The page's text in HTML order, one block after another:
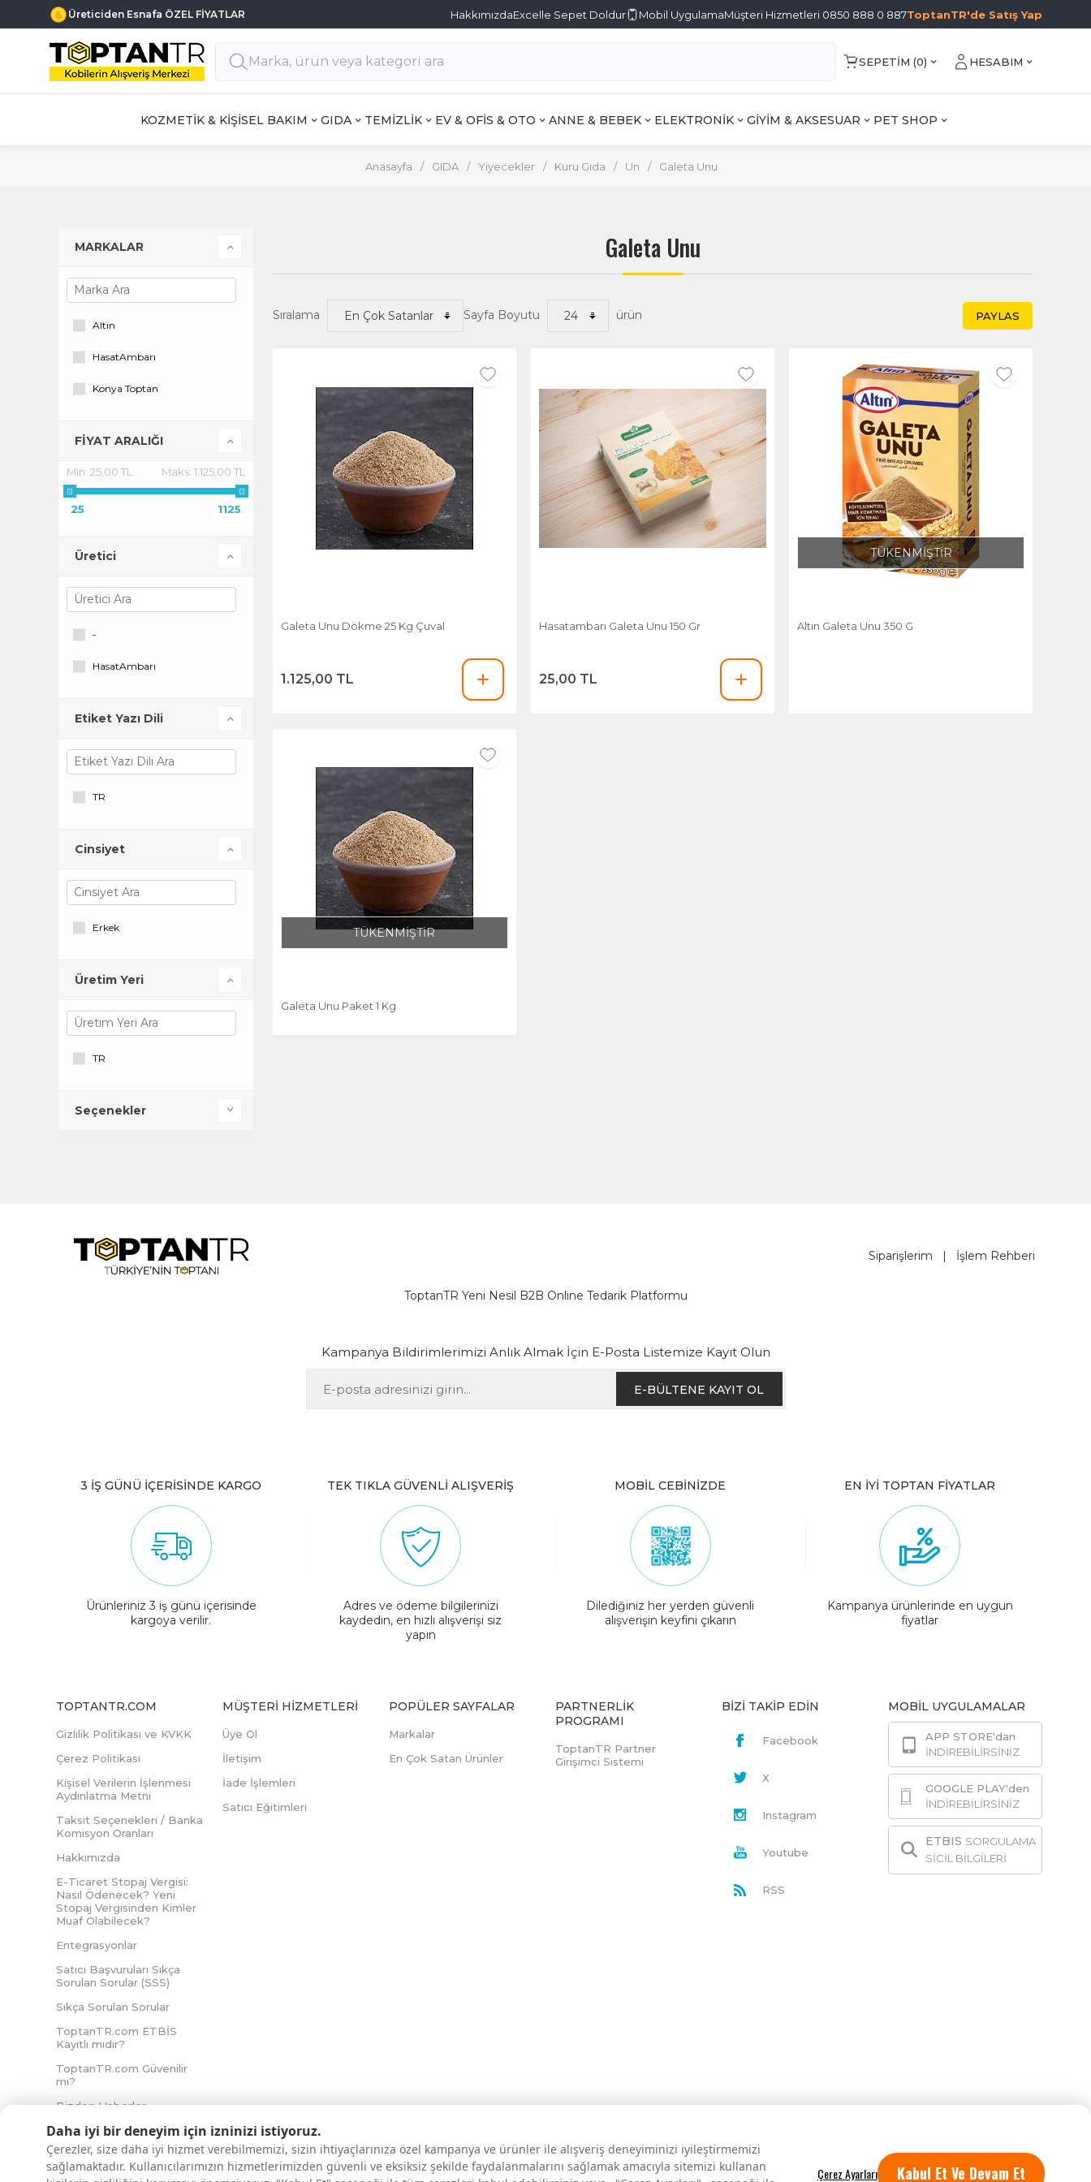
Daha iyi bir deneyim için izninizi istiyoruz.
Çerezler, size daha iyi hizmet verebilmemizi, sizin ihtiyaçlarınıza özel kampanya ve ürünler ile alışveriş deneyiminizi iyileştirmemizi
sağlamaktadır. Kullanıcılarımızın hizmetlerimizden güvenli ve eksiksiz şekilde faydalanmalarını sağlamak amacıyla sitemizi kullanan
Kabul Et Ve Devam Et
Üreticiden Esnafa ÖZEL FİYATLAR HakkımızdaExcelle Sepet Doldur Mobil UygulamaMüşteri Hizmetleri 0850 888 0 887ToptanTR'de Satış Yap
SEPETIM (0) HESABIM
KOZMETİK & KİŞİSEL BAKIM GIDA TEMİZLİK EV & OFİS & OTO ANNE & BEBEK ELEKTRONİK GİYİM & AKSESUAR PET SHOP
Anasayfa / GIDA / Yiyecekler / Kuru Gıda / Un / Galeta Unu
Galeta Unu
Sıralama Sayfa Boyutu ürün PAYLAS
Galeta Unu Dökme 25 Kg Çuval
1.125,00 TL
Hasatambarı Galeta Unu 150 Gr
25,00 TL
TÜKENMİŞTİR
Altın Galeta Unu 350 G
TÜKENMİŞTİR
Galeta Unu Paket 1 Kg
MARKALAR
Altın
HasatAmbarı
Konya Toptan
FİYAT ARALIĞI
Min: 25,00 TL Maks: 1.125,00 TL
25 1125
Üretici
-
HasatAmbarı
Etiket Yazı Dili
TR
Cinsiyet
Erkek
Üretim Yeri
TR
Seçenekler
Siparişlerim | İşlem Rehberi
ToptanTR Yeni Nesil B2B Online Tedarik Platformu
Kampanya Bildirimlerimizi Anlık Almak İçin E-Posta Listemize Kayıt Olun
E-BÜLTENE KAYIT OL
3 İŞ GÜNÜ İÇERİSİNDE KARGO
Ürünleriniz 3 iş günü içerisinde
kargoya verilir.
TEK TIKLA GÜVENLİ ALIŞVERİŞ
Adres ve ödeme bilgilerinizi
kaydedin, en hızlı alışverişi siz
yapın
MOBİL CEBİNİZDE
Dilediğiniz her yerden güvenli
alışverişin keyfini çıkarın
EN İYİ TOPTAN FİYATLAR
Kampanya ürünlerinde en uygun
fiyatlar
TOPTANTR.COM
Gizlilik Politikası ve KVKK
Çerez Politikası
Kişisel Verilerin İşlenmesi
Aydınlatma Metni
Taksit Seçenekleri / Banka
Komisyon Oranları
Hakkımızda
E-Ticaret Stopaj Vergisi:
Nasıl Ödenecek? Yeni
Stopaj Vergisinden Kimler
Muaf Olabilecek?
Entegrasyonlar
Satıcı Başvuruları Sıkça
Sorulan Sorular (SSS)
Sıkça Sorulan Sorular
ToptanTR.com ETBİS
Kayıtlı mıdır?
ToptanTR.com Güvenilir
mi?
Bizden Haberler
MÜŞTERI HIZMETLERI
Üye Ol
İletişim
İade İşlemleri
Satıcı Eğitimleri
POPÜLER SAYFALAR
Markalar
En Çok Satan Ürünler
PARTNERLIK
PROGRAMI
ToptanTR Partner
Girişimci Sistemi
BİZİ TAKİP EDİN
Facebook
X
Instagram
Youtube
RSS
MOBİL UYGULAMALAR
APP STORE'dan
İNDİREBİLİRSİNİZ
GOOGLE PLAY'den
İNDİREBİLİRSİNİZ
ETBIS SORGULAMA
SİCİL BİLGİLERİ